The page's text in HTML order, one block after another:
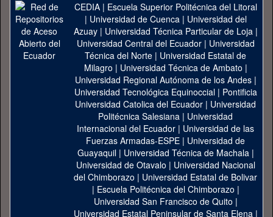
CEDIA| Escuela Superior Politécnica del Litoral
| Universidad de Cuenca| Universidad del
Azuay| Universidad Técnica Particular de Loja|
Universidad Central del Ecuador| Universidad
Técnica del Norte | Universidad Estatal de
Milagro | Universidad Técnica de Ambato |
Universidad Regional Autónoma de los Andes|
Universidad Tecnológica Equinoccial| Pontificia
Universidad Catolica del Ecuador | Universidad
Politécnica Salesiana | Universidad
Internacional del Ecuador | Universidad de las
Fuerzas Armadas-ESPE | Universidad de
Guayaquil| Universidad Técnica de Machala|
Universidad de Otavalo | Universidad Nacional
del Chimborazo | Universidad Estatal de Bolivar
| Escuela Politécnica del Chimborazo |
Universidad San Francisco de Quito |
Universidad Estatal Peninsular de Santa Elena|